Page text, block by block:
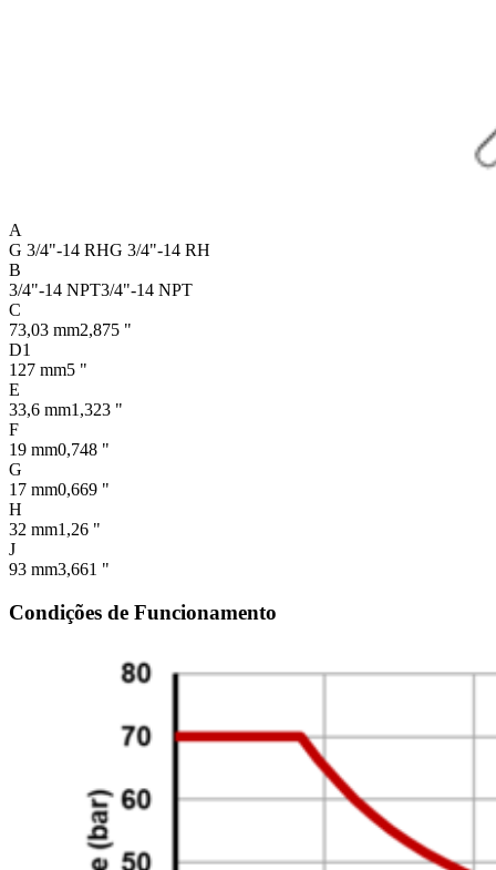
A
G 3/4"-14 RHG 3/4"-14 RH
B
3/4"-14 NPT3/4"-14 NPT
C
73,03 mm2,875 "
D1
127 mm5 "
E
33,6 mm1,323 "
F
19 mm0,748 "
G
17 mm0,669 "
H
32 mm1,26 "
J
93 mm3,661 "
Condições de Funcionamento